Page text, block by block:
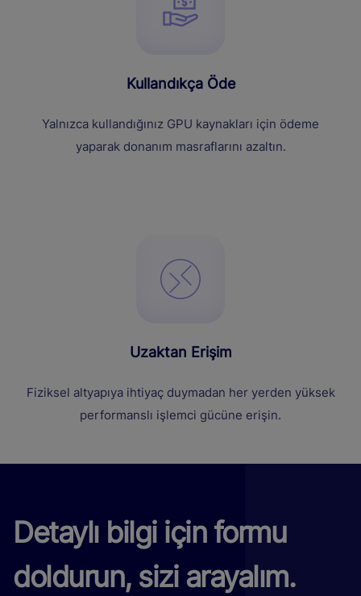
Kullandıkça Öde
Yalnızca kullandığınız GPU kaynakları için ödeme
yaparak donanım masraflarını azaltın.
Uzaktan Erişim
Fiziksel altyapıya ihtiyaç duymadan her yerden yüksek
performanslı işlemci gücüne erişin.
Detaylı bilgi için formu
doldurun, sizi arayalım.